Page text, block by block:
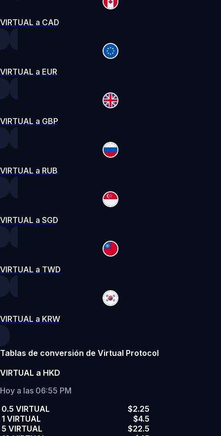
VIRTUAL a CAD
VIRTUAL a EUR
VIRTUAL a GBP
VIRTUAL a RUB
VIRTUAL a SGD
VIRTUAL a TWD
VIRTUAL a KRW
Tablas de conversión de Virtual Protocol
VIRTUAL a HKD
Hoy a las 06:55 PM
0.5 VIRTUAL
$2.25
1 VIRTUAL
$4.5
5 VIRTUAL
$22.5